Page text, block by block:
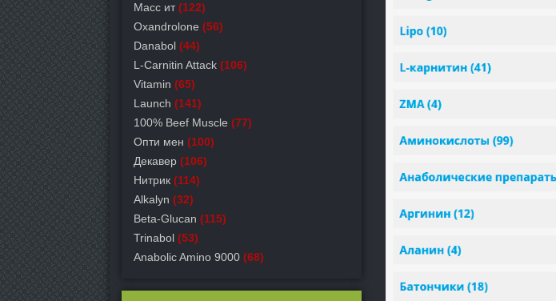
Масс ит (122)
Oxandrolone (56)
Danabol (44)
L-Carnitin Attack (106)
Vitamin (65)
Launch (141)
100% Beef Muscle (77)
Опти мен (100)
Декавер (106)
Нитрик (114)
Alkalyn (32)
Beta-Glucan (115)
Trinabol (53)
Anabolic Amino 9000 (68)